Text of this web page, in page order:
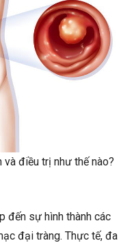
điều trị như thế nào?
đến sự hình thành các
đại tràng. Thực tế, đa